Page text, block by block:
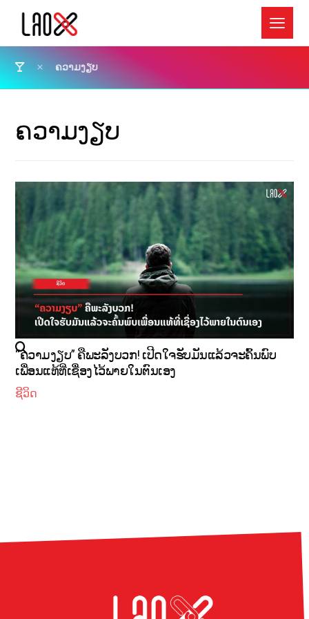
ຄວາມງຽບ
ຄວາມງຽບ
“ຄວາມງຽບ” ຄືພະລັງບວກ! ເປີດໃຈຮັບມັນແລ້ວຈະຄົ້ນພົບ
ເພື່ອນແທ້ທີ່ເຊື່ອງໄວ້ພາຍໃນຕົນເອງ
ຊີວິດ